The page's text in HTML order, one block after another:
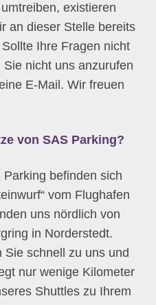
existieren
an dieser Stelle bereits
Ihre Fragen nicht
nicht uns anzurufen
E-Mail. Wir freuen
von SAS Parking?
befinden sich
vom Flughafen
uns nördlich von
in Norderstedt.
schnell zu uns und
nur wenige Kilometer
Shuttles zu Ihrem